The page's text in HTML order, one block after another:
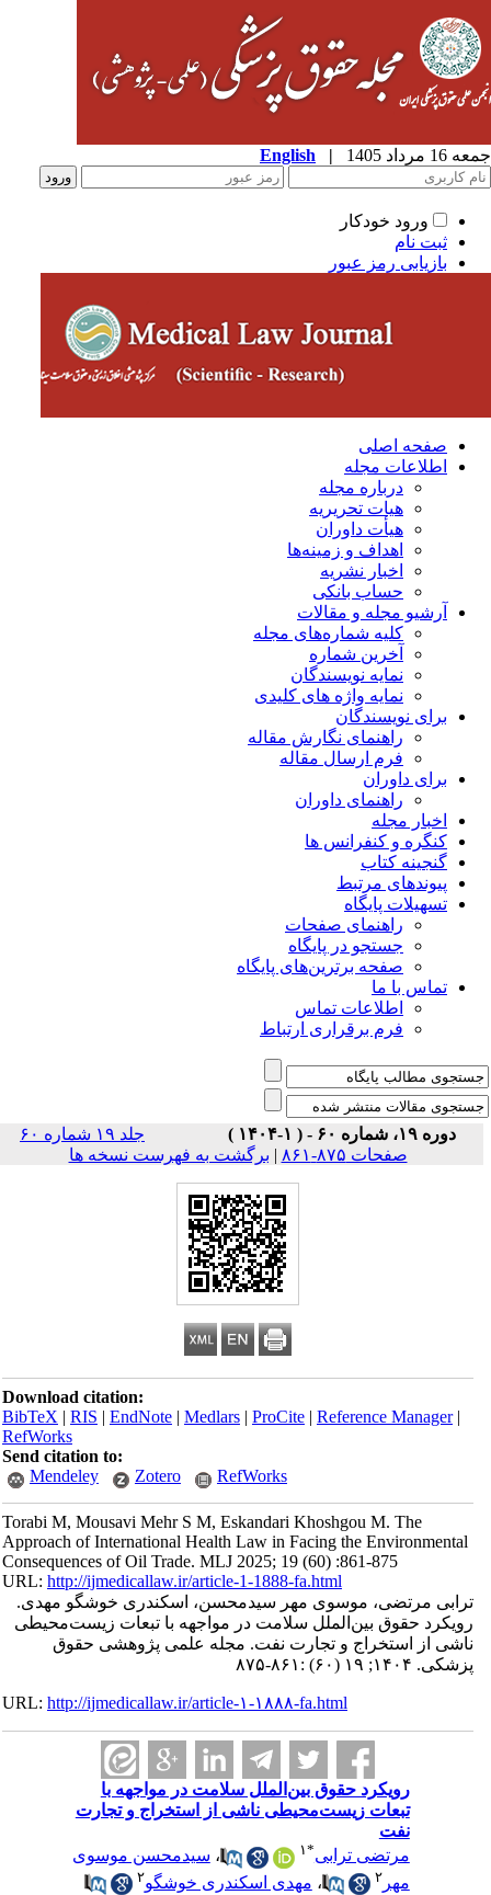
مرداد 1405 |
English
ورود خودکار
ثبت نام
بازیابی رمز عبور
صفحه اصلی
اطلاعات مجله
درباره مجله
هیات تحریریه
هیأت داوران
اهداف و زمینه‌ها
اخبار نشریه
حساب بانکی
آرشیو مجله و مقالات
کلیه شماره‌های مجله
آخرین شماره
نمایه نویسندگان
نمایه واژه های کلیدی
برای نویسندگان
راهنمای نگارش مقاله
فرم ارسال مقاله
برای داوران
راهنمای داوران
اخبار مجله
کنگره و کنفرانس ها
گنجینه کتاب
پیوندهای مرتبط
تسهیلات پایگاه
راهنمای صفحات
جستجو در پایگاه
صفحه برترین‌های پایگاه
تماس با ما
اطلاعات تماس
فرم برقراری ارتباط
دوره ۱۹، شماره ۶۰ - ( ۱-۱۴۰۴ )
جلد ۱۹ شماره ۶۰
صفحات ۸۷۵-۸۶۱
| برگشت به فهرست نسخه ها
Download citation:
BibTeX|RIS|EndNote|Medlars|ProCite|Reference Manager
RefWorks
Send citation to:
Mendeley
Zotero RefWorks
Torabi M, Mousavi Mehr S M, Eskandari Khoshgou M. The
Approach of International Health Law in Facing the Environmental
Consequences of Oil Trade. MLJ 2025; 19 (60) :861-875
URL:http://ijmedicallaw.ir/article-1-1888-fa.html
ترابی مرتضی، موسوی مهر سیدمحسن، اسکندری خوشگو مهدی.
رویکرد حقوق بین‌الملل سلامت در مواجهه با تبعات زیست‌محیطی
ناشی از استخراج و تجارت نفت. مجله علمی پژوهشی حقوق
پزشکی. ۱۴۰۴; ۱۹ (۶۰) :۸۶۱-۸۷۵
URL:http://ijmedicallaw.ir/article-۱-۱۸۸۸-fa.html
رویکرد حقوق بین‌الملل سلامت در مواجهه با
تبعات زیست‌محیطی ناشی از استخراج و تجارت
نفت
مرتضی ترابی
۱ ،سیدمحسن موسوی
مهر
،مهدی اسکندری خوشگو۲